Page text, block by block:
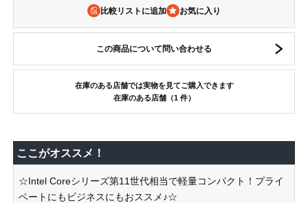
比較リストに追加
この商品について問い合わせる
在庫のある店舗では実物を見てご購入できます
在庫のある店舗（1 件）
ここがオススメ！
☆Intel Coreシリーズ第11世代相当で軽量コンパクト！プライ
ベートにもビジネスにもおススメ♪☆